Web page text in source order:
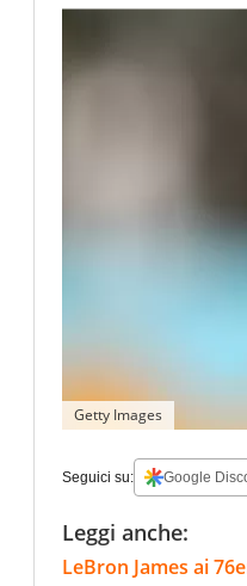
Getty Images
Seguici su: Google
Leggi anche:
LeBron James ai